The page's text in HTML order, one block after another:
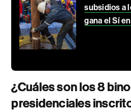
subsidios a
gana el Sí
¿Cuáles son los 8
presidenciales